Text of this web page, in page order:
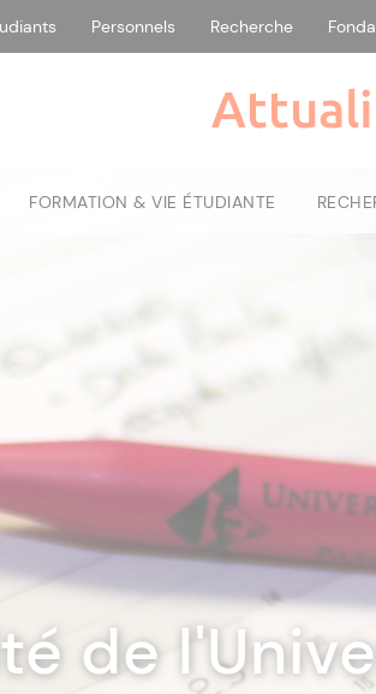
Personnels Recherche
FORMATION & VIE ÉTUDIANTE
de